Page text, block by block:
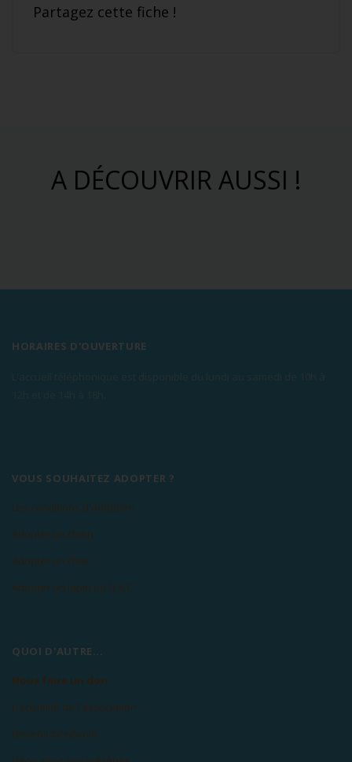
Partagez cette fiche !
A DÉCOUVRIR AUSSI !
HORAIRES D'OUVERTURE
VOUS SOUHAITEZ ADOPTER ?
Les conditions d'adoption
Adopter un chien
Adopter un chat
Adopter un lapin ou N.A.C
QUOI D'AUTRE...
Nous faire un don
L'actualité de l'association
Devenir bénévole